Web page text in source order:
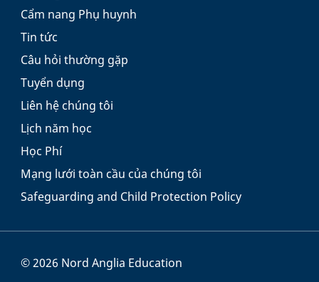
Cẩm nang Phụ huynh
Tin tức
Câu hỏi thường gặp
Tuyển dụng
Liên hệ chúng tôi
Lịch năm học
Học Phí
Mạng lưới toàn cầu của chúng tôi
Safeguarding and Child Protection Policy
© 2026 Nord Anglia Education